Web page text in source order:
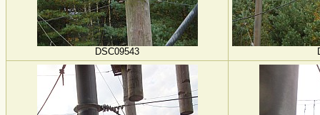
DSC09543